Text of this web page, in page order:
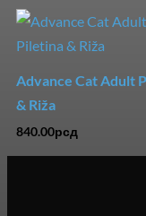
Advance Cat Adult
& Riža
840.00рсд